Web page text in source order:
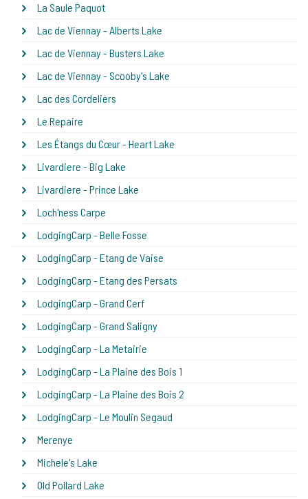
La Saule Paquot
Lac de Viennay - Alberts Lake
Lac de Viennay - Busters Lake
Lac de Viennay - Scooby's Lake
Lac des Cordeliers
Le Repaire
Les Étangs du Cœur - Heart Lake
Livardiere - Big Lake
Livardiere - Prince Lake
Loch'ness Carpe
LodgingCarp - Belle Fosse
LodgingCarp - Etang de Vaise
LodgingCarp - Etang des Persats
LodgingCarp - Grand Cerf
LodgingCarp - Grand Saligny
LodgingCarp - La Metairie
LodgingCarp - La Plaine des Bois 1
LodgingCarp - La Plaine des Bois 2
LodgingCarp - Le Moulin Segaud
Merenye
Michele's Lake
Old Pollard Lake